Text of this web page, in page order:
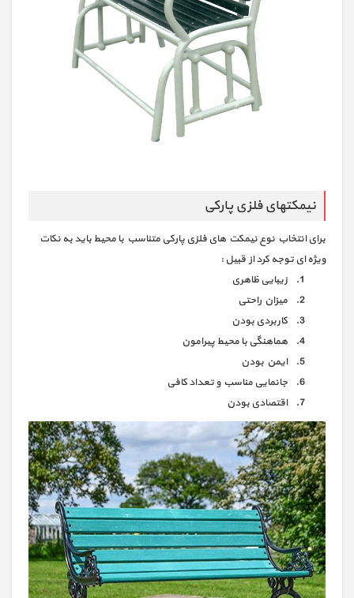
نیمکتهای فلزی پارکی
برای انتخاب نوع نیمکت های فلزی پارکی متناسب با محیط باید به نکات
ویژه ای توجه کرد از قبیل :
زیبایی ظاهری
میزان راحتی
کاربردی بودن
هماهنگی با محیط پیرامون
ایمن بودن
جانمایی مناسب و تعداد کافی
اقتصادی بودن